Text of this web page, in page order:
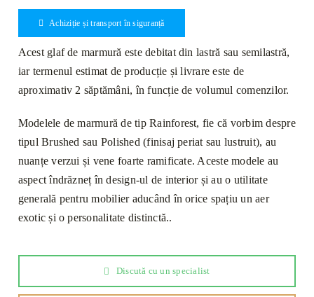
Rain
Forest
Green
x
2cm
Achiziție și transport în siguranță
Acest glaf de marmură este debitat din lastră sau semilastră,
iar termenul estimat de producție și livrare este de
aproximativ 2 săptămâni, în funcție de volumul comenzilor.
Modelele de marmură de tip Rainforest, fie că vorbim despre
tipul Brushed sau Polished (finisaj periat sau lustruit), au
nuanțe verzui și vene foarte ramificate. Aceste modele au
aspect îndrăzneț în design-ul de interior și au o utilitate
generală pentru mobilier aducând în orice spațiu un aer
exotic și o personalitate distinctă..
Discută cu un specialist